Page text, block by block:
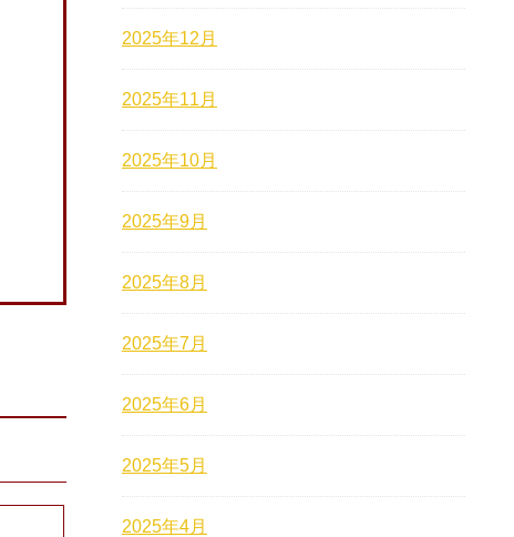
2025年12月
2025年11月
2025年10月
2025年9月
2025年8月
2025年7月
2025年6月
2025年5月
2025年4月